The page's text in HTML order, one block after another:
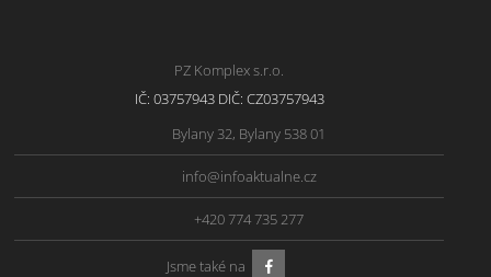
PZ Komplex s.r.o.
IČ: 03757943 DIČ: CZ03757943
Bylany 32, Bylany 538 01
info@infoaktualne.cz
+420 774 735 277
Jsme také na